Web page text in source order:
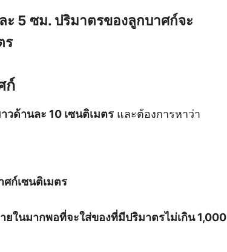
5 ซม. ปริมาตรของลูกบาศก์จะ
ร
ก์
วด้านละ 10 เซนติเมตร และต้องการหาว่า
ศก์เซนติเมตร
ในมากพอที่จะใส่ของที่มีปริมาตรไม่เกิน 1,000